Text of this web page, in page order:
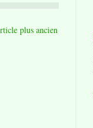
plus ancien